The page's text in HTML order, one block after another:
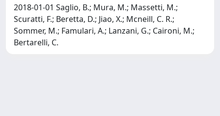
2018-01-01 Saglio, B.; Mura, M.; Massetti, M.;
Scuratti, F.; Beretta, D.; Jiao, X.; Mcneill, C. R.;
Sommer, M.; Famulari, A.; Lanzani, G.; Caironi, M.;
Bertarelli, C.